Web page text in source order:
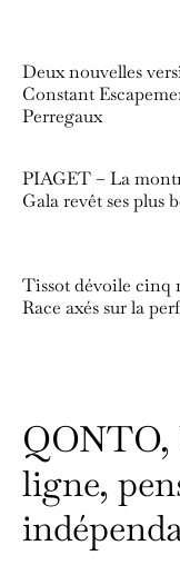
Deux nouvelles
Constant
Perregaux
PIAGET – La
Gala revêt ses plus
Tissot dévoile cinq
Race axés sur la
QONTO,
ligne,